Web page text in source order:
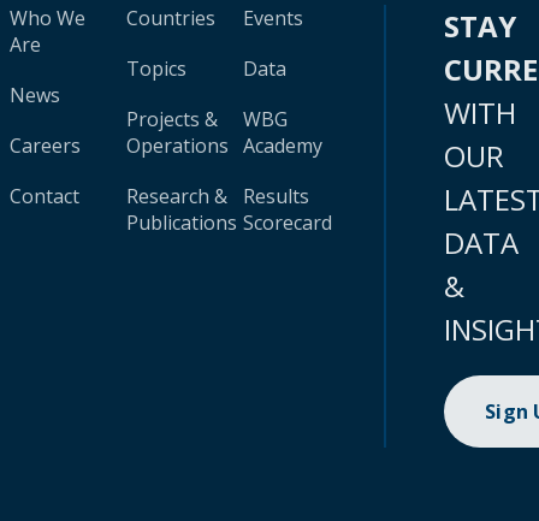
Who We
Are
News
Careers
Contact
Countries
Topics
Projects &
Operations
Research &
Publications
Events
Data
WBG
Academy
Results
Scorecard
STAY
WITH
OUR
DATA
&
Sign